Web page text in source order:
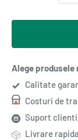
Alege produsele
Calitate
Costuri de
Suport
Livrare